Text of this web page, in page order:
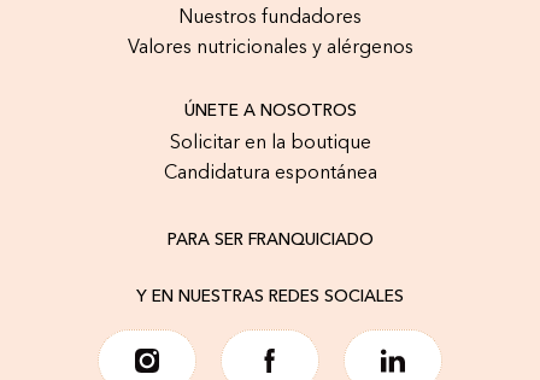
Nuestros fundadores
Valores nutricionales y alérgenos
ÚNETE A NOSOTROS
Solicitar en la boutique
Candidatura espontánea
PARA SER FRANQUICIADO
Y EN NUESTRAS REDES SOCIALES